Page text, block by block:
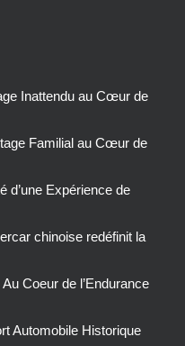
Inattendu au Cœur de
Familial au Cœur de
d’une Expérience de
chinoise redéfinit la
Coeur de l’Endurance
Automobile Historique